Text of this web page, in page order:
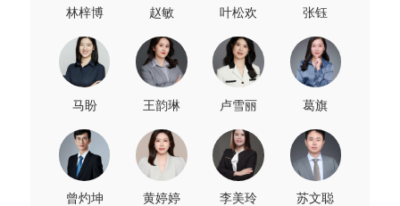
林梓博 赵敏 叶松欢 张钰
马盼 王韵琳 卢雪丽 葛旗
曾灼坤 黄婷婷 李美玲 苏文聪